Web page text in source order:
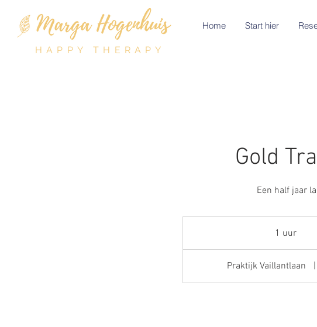
HAPPY THERAPY
Home Start hier
Gold
Een half jaar
1 uur
u
u
Praktijk Vaillantlaan |